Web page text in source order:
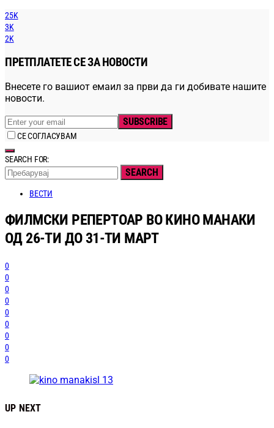
25K
3K
2K
ПРЕТПЛАТЕТЕ СЕ ЗА НОВОСТИ
Внесете го вашиот емаил за први да ги добивате нашите
новости.
SUBSCRIBE
СЕ СОГЛАСУВАМ
SEARCH FOR:
SEARCH
ВЕСТИ
ФИЛМСКИ РЕПЕРТОАР ВО КИНО МАНАКИ
ОД 26-ТИ ДО 31-ТИ МАРТ
0
0
0
0
0
0
0
0
0
UP NEXT